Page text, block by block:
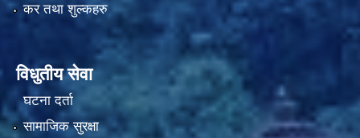
कर तथा शुल्कहरु
विधुतीय सेवा
घटना दर्ता
सामाजिक सुरक्षा